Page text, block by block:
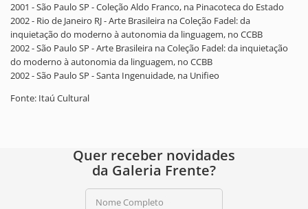
2001 - São Paulo SP - Coleção Aldo Franco, na Pinacoteca do Estado
2002 - Rio de Janeiro RJ - Arte Brasileira na Coleção Fadel: da
inquietação do moderno à autonomia da linguagem, no CCBB
2002 - São Paulo SP - Arte Brasileira na Coleção Fadel: da inquietação
do moderno à autonomia da linguagem, no CCBB
2002 - São Paulo SP - Santa Ingenuidade, na Unifieo
Fonte: Itaú Cultural
Quer receber novidades
da Galeria Frente?
Nome Completo